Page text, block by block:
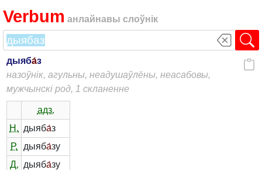
Verbum анлайнавы слоўнік
дыяба́з
назоўнік, агульны, неадушаўлёны, неасабовы,
мужчынскі род, 1 скланенне
адз.
Н. дыяба́з
Р.
дыяба́зу
Д. дыяба́зу